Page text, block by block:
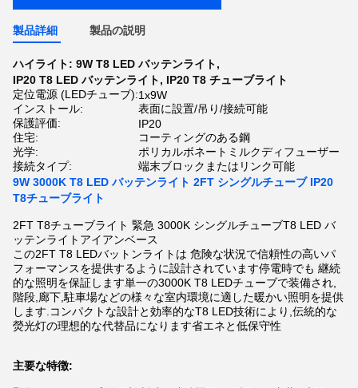
製品詳細 製品の説明
ハイライト: 9W T8 LED バッテンライト,
IP20 T8 LED バッテンライト, IP20 T8 チューブライト
定位電源 (LEDチューブ):1x9W
インストール:
表面に設置/吊り/接続可能
保護評価:
IP20
住宅:
コーティングのある鋼
光学:
ポリカルボネートミルクディフューザー
接続タイプ:
端末ブロックまたはリンク可能
9W 3000K T8 LED バッテンライト 2FT シングルチューブ IP20
T8チューブライト
2FT T8チューブライト 緊急 3000K シングルチューブT8 LED バ
ッテンライトアイアンベース
この2FT T8 LEDバットンライトは 危険な状況で信頼性の高いパ
フォーマンスを提供するように設計されています停電時でも 継続
的な照明を保証します単一の3000K T8 LEDチューブで装備され,
階段,廊下,駐車場などの様々な室内環境に適した暖かい照明を提供
します.コンパクトな設計と効率的なT8 LED技術により,伝統的な
熒光灯の理想的な代替品になります省エネと低保守性
主要な特徴: